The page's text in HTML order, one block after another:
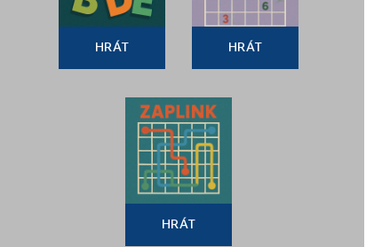
HRÁT HRÁT
HRÁT